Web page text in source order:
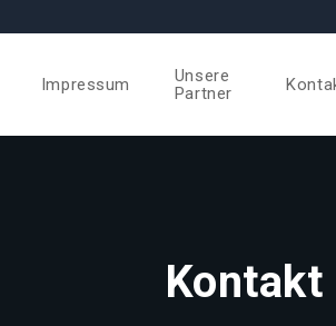
Impressum
Unsere
Partner
Kontakt